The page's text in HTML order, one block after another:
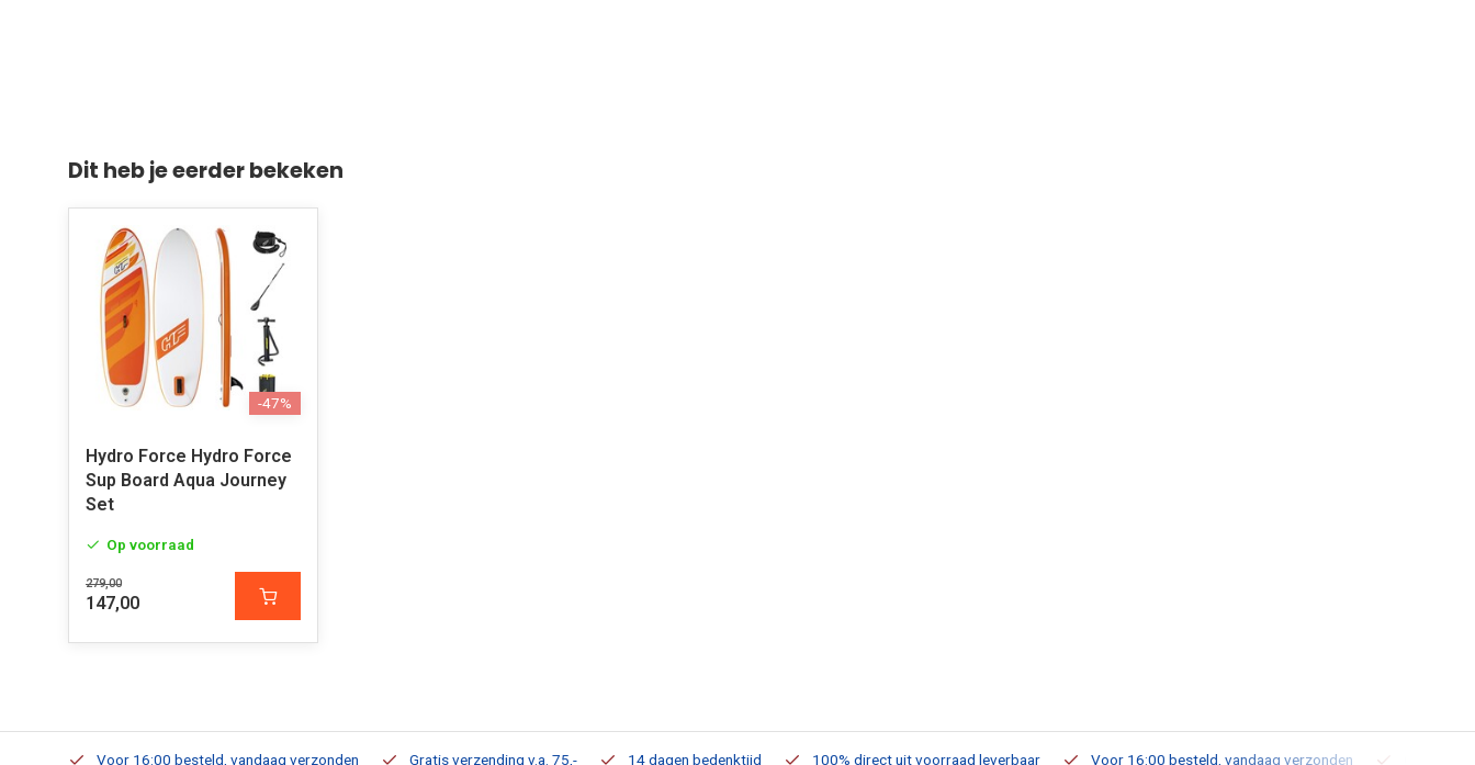
Dit heb je eerder bekeken
-47%
Hydro Force Hydro Force
Sup Board Aqua Journey
Set
Op voorraad
279,00
147,00
Voor 16:00 besteld, vandaag verzonden Gratis verzending v.a. 75,- 14 dagen bedenktijd 100% direct uit voorraad leverbaar Voor 16:00 besteld, vandaag verzonden